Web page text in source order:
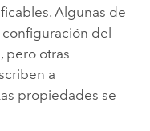
Algunas de
del
pero otras
a
propiedades se